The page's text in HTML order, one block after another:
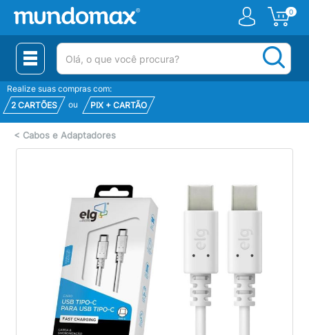
0
(pesquisar)
Realize suas compras com:
2 CARTÕES
ou PIX + CARTÃO
< Cabos e Adaptadores